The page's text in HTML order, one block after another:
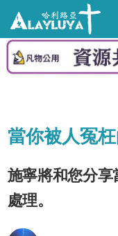
當你被人冤
施寧將和您分享
處理。